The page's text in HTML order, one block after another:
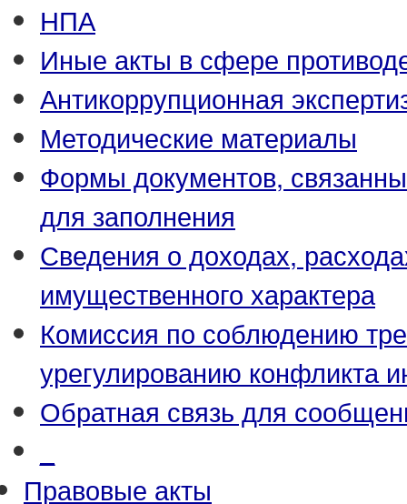
НПА
Иные акты в сфере
Антикоррупционная
Методические материалы
Формы документов,
для заполнения
Сведения о доходах,
имущественного характера
Комиссия по соблюдению
урегулированию конфликта
Обратная связь для
Правовые акты